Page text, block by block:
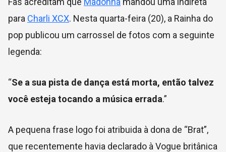
para Charli XCX. Nesta quarta-feira (20), a Rainha do
pop publicou um carrossel de fotos com a seguinte
legenda:
“Se a sua pista de dança está morta, então talvez
você esteja tocando a música errada.”
A pequena frase logo foi atribuida à dona de “Brat”,
que recentemente havia declarado à Vogue britânica